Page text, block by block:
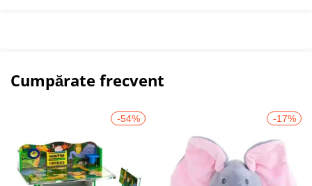
Cumpărate frecvent
-54% -17%